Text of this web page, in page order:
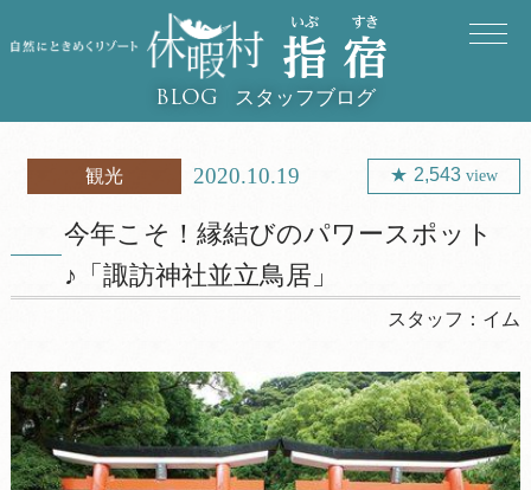
BLOG スタッフブログ
観光 2020.10.19 2,543view
今年こそ！縁結びのパワースポット
♪「諏訪神社並立鳥居」
スタッフ： イム